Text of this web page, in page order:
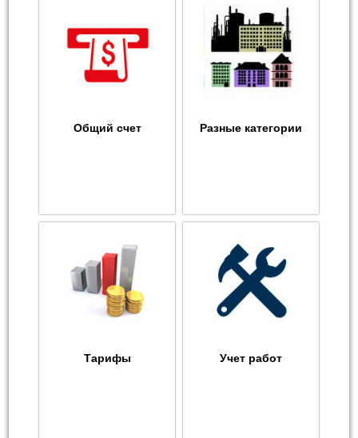
Общий счет Разные категории
Тарифы Учет работ